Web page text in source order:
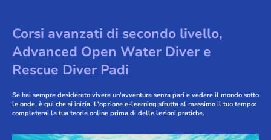
Corsi avanzati di secondo livello,
Advanced Open Water Diver e
Rescue Diver Padi
Se hai sempre desiderato vivere un'avventura senza pari e vedere il mondo sotto
le onde, è qui che si inizia. L'opzione e-learning sfrutta al massimo il tuo tempo:
completerai la tua teoria online prima di delle lezioni pratiche.